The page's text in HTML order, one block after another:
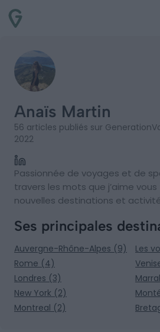
Anaïs Martin
56 articles publiés sur
2022
Passionnée de voyages et de
travers les mots que j’aime
nouvelles destinations et
Ses principales
Auvergne-Rhône-Alpes (9)
Les
Rome (4)
Londres (3)
New York (2)
Montreal (2)